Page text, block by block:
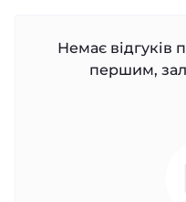
Немає відгуків
першим,